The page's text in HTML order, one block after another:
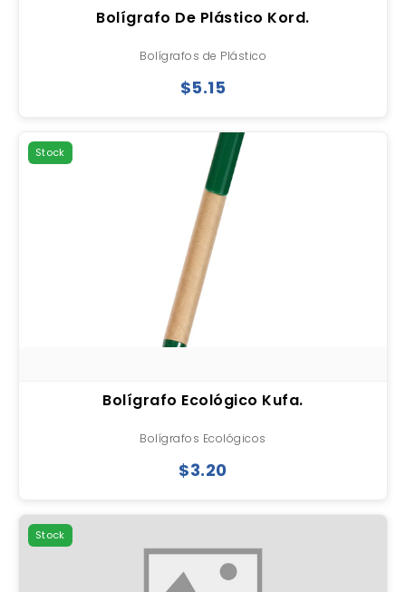
Bolígrafo De Plástico Kord.
Bolígrafos de Plástico
$5.15
Stock
Bolígrafo Ecológico Kufa.
Bolígrafos Ecológicos
$3.20
Stock